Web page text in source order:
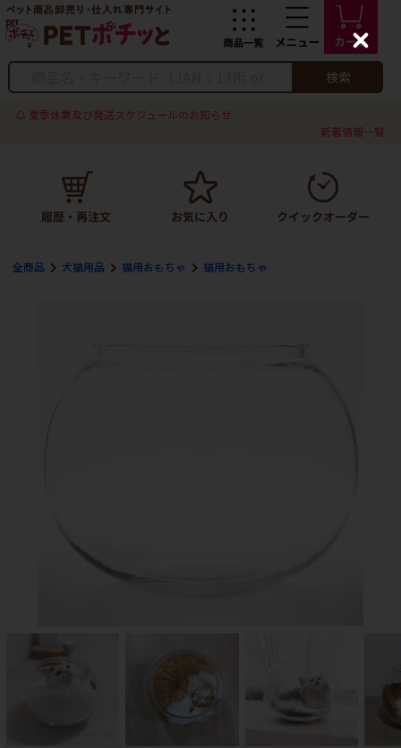
検索
夏季休業及び発送スケジュールのお知らせ
新着情報一覧
全商品 犬猫用品 猫用おもちゃ 猫用おもちゃ
C
l
s